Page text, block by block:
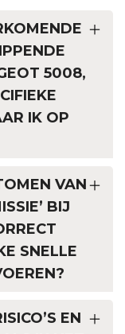
5008,
IK OP
VAN
BIJ
SNELLE
EN